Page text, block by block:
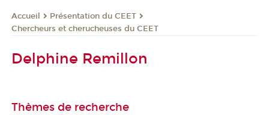
Accueil
Présentation du CEET
Chercheurs et cherucheuses du CEET
Delphine Remillon
Thèmes de recherche